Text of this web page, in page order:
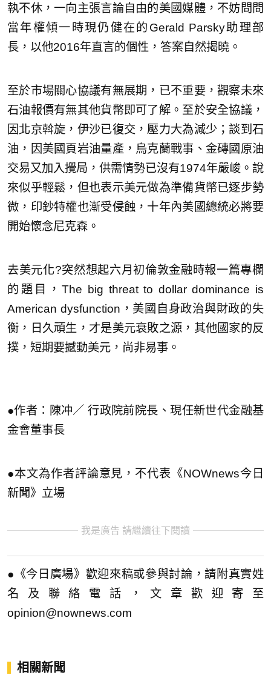
執不休，一向主張言論自由的美國媒體，不妨問問
當年權傾一時現仍健在的Gerald Parsky助理部
長，以他2016年直言的個性，答案自然揭曉。
至於市場關心協議有無展期，已不重要，觀察未來
石油報價有無其他貨幣即可了解。至於安全協議，
因北京斡旋，伊沙已復交，壓力大為減少；談到石
油，因美國頁岩油量產，烏克蘭戰事、金磚國原油
交易又加入攪局，供需情勢已沒有1974年嚴峻。說
來似乎輕鬆，但也表示美元做為準備貨幣已逐步勢
微，印鈔特權也漸受侵蝕，十年內美國總統必將要
開始懷念尼克森。
去美元化?突然想起六月初倫敦金融時報一篇專欄
的題目，The big threat to dollar dominance is
American dysfunction，美國自身政治與財政的失
衡，日久頑生，才是美元衰敗之源，其他國家的反
撲，短期要撼動美元，尚非易事。
●作者：陳冲／ 行政院前院長、現任新世代金融基
金會董事長
●本文為作者評論意見，不代表《NOWnews今日
新聞》立場
我是廣告 請繼續往下閱讀
●《今日廣場》歡迎來稿或參與討論，請附真實姓
名及聯絡電話，文章歡迎寄至
opinion@nownews.com
相關新聞